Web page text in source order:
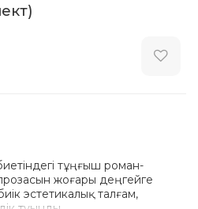
тұңғыш роман-
жоғары деңгейге
эстетикалық талғам,